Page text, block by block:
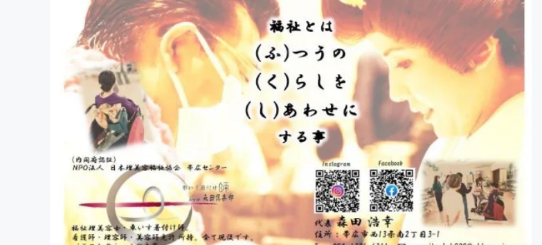
テクノロジー・ガジェット ゲーム・サービス開発 フード
映像・映画 書籍・雑誌出版 アニメ
ビジネス・起業 チャレンジ ビュ
まちづくり・地域活性化
CAMPFIRE for Social GoodCAMPFIRE
CAMPFIREふるさと納税machi-yaコミュ